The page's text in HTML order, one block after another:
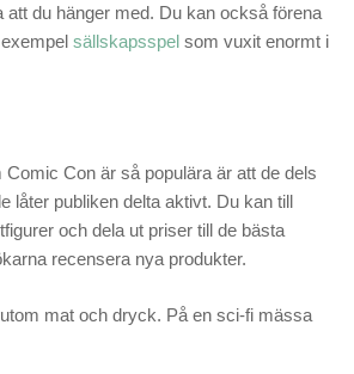
du hänger med. Du kan också förena
sällskapsspel som vuxit enormt i
Con är så populära är att de dels
låter publiken delta aktivt. Du kan till
och dela ut priser till de bästa
recensera nya produkter.
mat och dryck. På en sci-fi mässa